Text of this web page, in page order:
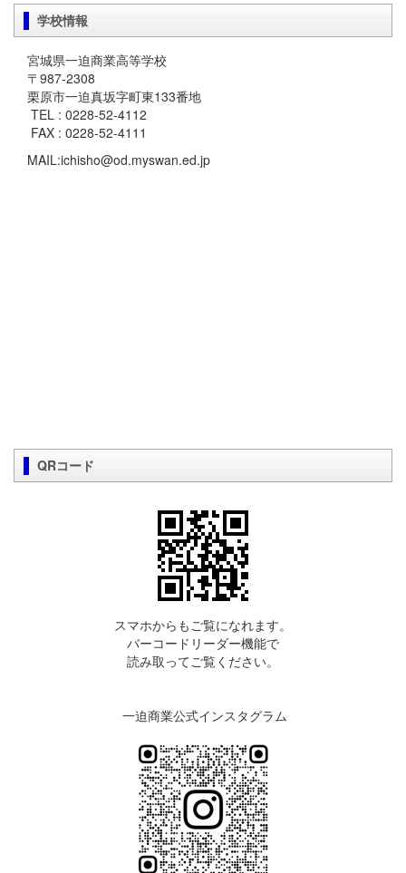
学校情報
宮城県一迫商業高等学校
〒987-2308
栗原市一迫真坂字町東133番地
TEL : 0228-52-4112
FAX : 0228-52-4111
MAIL:ichisho@od.myswan.ed.jp
QRコード
スマホからもご覧になれます。
バーコードリーダー機能で
読み取ってご覧ください。
一迫商業公式インスタグラム